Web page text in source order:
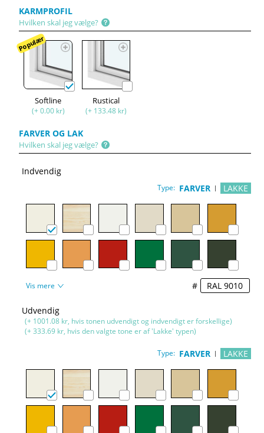
KARMPROFIL
Hvilken skal jeg vælge?
Populær
Softline
(+ 0.00 kr)
Rustical
(+ 133.48 kr)
FARVER OG LAK
Hvilken skal jeg vælge?
Indvendig
Type: FARVER LAKKE
Vis mere #
Udvendig
(+ 1001.08 kr, hvis tonen udvendigt og indvendigt er forskellige)
(+ 333.69 kr, hvis den valgte tone er af 'Lakke' typen)
Type: FARVER LAKKE